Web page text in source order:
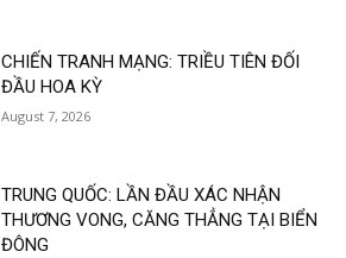
CHIẾN TRANH MẠNG: TRIỀU TIÊN ĐỐI
ĐẦU HOA KỲ
August 7, 2026
TRUNG QUỐC: LẦN ĐẦU XÁC NHẬN
THƯƠNG VONG, CĂNG THẲNG TẠI BIỂN
ĐÔNG